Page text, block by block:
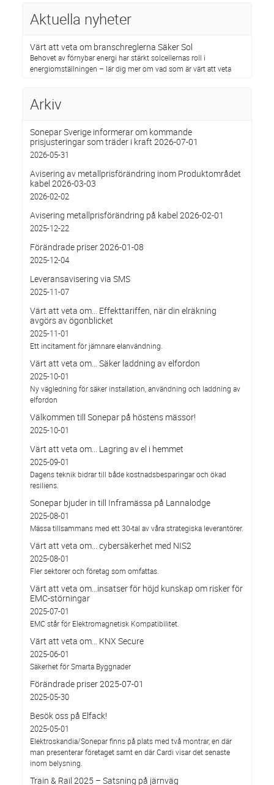
Aktuella nyheter
Värt att veta om branschreglerna Säker Sol
Behovet av förnybar energi har stärkt solcellernas roll i
energiomställningen – lär dig mer om vad som är värt att veta
Arkiv
Sonepar Sverige informerar om kommande
prisjusteringar som träder i kraft 2026-07-01
2026-05-31
Avisering av metallprisförändring inom Produktområdet
kabel 2026-03-03
2026-02-02
Avisering metallprisförändring på kabel 2026-02-01
2025-12-22
Förändrade priser 2026-01-08
2025-12-04
Leveransavisering via SMS
2025-11-07
Värt att veta om… Effekttariffen, när din elräkning
avgörs av ögonblicket
2025-11-01
Ett incitament för jämnare elanvändning.
Värt att veta om… Säker laddning av elfordon
2025-10-01
Ny vägledning för säker installation, användning och laddning av
elfordon
Välkommen till Sonepar på höstens mässor!
2025-10-01
Värt att veta om... Lagring av el i hemmet
2025-09-01
Dagens teknik bidrar till både kostnadsbesparingar och ökad
resiliens.
Sonepar bjuder in till Inframässa på Lannalodge
2025-08-01
Mässa tillsammans med ett 30-tal av våra strategiska leverantörer.
Värt att veta om... cybersäkerhet med NIS2
2025-08-01
Fler sektorer och företag som omfattas.
Värt att veta om…insatser för höjd kunskap om risker för
EMC-störningar
2025-07-01
EMC står för Elektromagnetisk Kompatibilitet.
Värt att veta om… KNX Secure
2025-06-01
Säkerhet för Smarta Byggnader
Förändrade priser 2025-07-01
2025-05-30
Besök oss på Elfack!
2025-05-01
Elektroskandia/Sonepar finns på plats med två montrar, en där
man presenterar företaget samt en där Cardi visar det senaste
inom belysning.
Train & Rail 2025 – Satsning på järnväg